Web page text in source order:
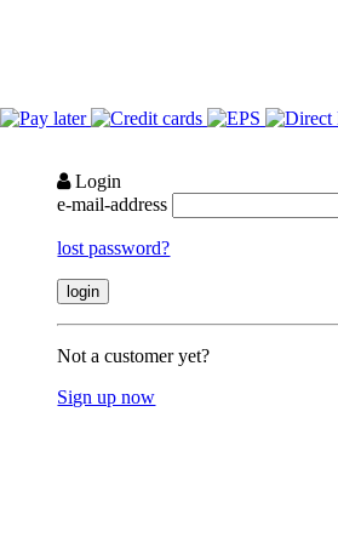
Login
e-mail-address
lost password?
Not a customer yet?
Sign up now